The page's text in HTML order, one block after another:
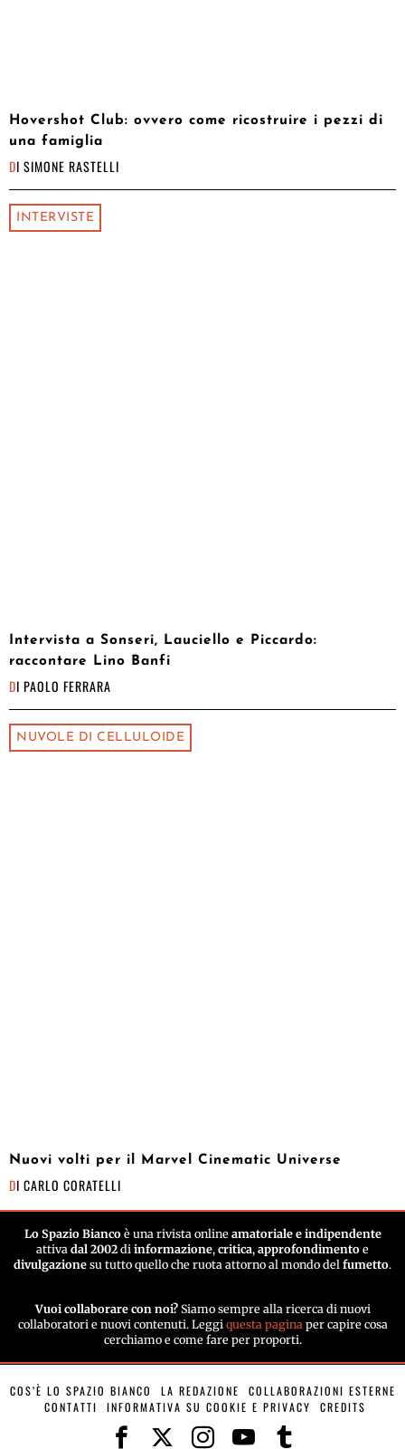
Hovershot Club: ovvero come ricostruire i pezzi di
una famiglia
DI SIMONE RASTELLI
INTERVISTE
Intervista a Sonseri, Lauciello e Piccardo:
raccontare Lino Banfi
DI PAOLO FERRARA
NUVOLE DI CELLULOIDE
Nuovi volti per il Marvel Cinematic Universe
DI CARLO CORATELLI
Lo Spazio Biancoè una rivista online amatoriale e indipendente
attiva dal 2002 di informazione, critica, approfondimento e
divulgazione su tutto quello che ruota attorno al mondo del fumetto.
Vuoi collaborare con noi? Siamo sempre alla ricerca di nuovi
collaboratori e nuovi contenuti. Leggi questa pagina per capire cosa
cerchiamo e come fare per proporti.
COS’È LO SPAZIO BIANCO LA REDAZIONE
COLLABORAZIONI ESTERNE
CONTATTI
INFORMATIVA SU COOKIE E PRIVACY CREDITS